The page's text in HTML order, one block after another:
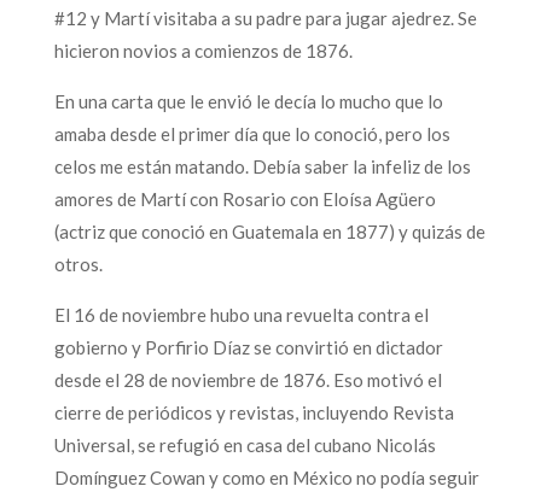
#12 y Martí visitaba a su padre para jugar ajedrez. Se
hicieron novios a comienzos de 1876.
En una carta que le envió le decía lo mucho que lo
amaba desde el primer día que lo conoció, pero los
celos me están matando. Debía saber la infeliz de los
amores de Martí con Rosario con Eloísa Agüero
(actriz que conoció en Guatemala en 1877) y quizás de
otros.
El 16 de noviembre hubo una revuelta contra el
gobierno y Porfirio Díaz se convirtió en dictador
desde el 28 de noviembre de 1876. Eso motivó el
cierre de periódicos y revistas, incluyendo Revista
Universal, se refugió en casa del cubano Nicolás
Domínguez Cowan y como en México no podía seguir